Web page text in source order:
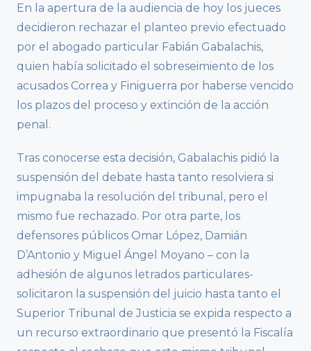
En la apertura de la audiencia de hoy los jueces
decidieron rechazar el planteo previo efectuado
por el abogado particular Fabián Gabalachis,
quien había solicitado el sobreseimiento de los
acusados Correa y Finiguerra por haberse vencido
los plazos del proceso y extinción de la acción
penal.
Tras conocerse esta decisión, Gabalachis pidió la
suspensión del debate hasta tanto resolviera si
impugnaba la resolución del tribunal, pero el
mismo fue rechazado. Por otra parte, los
defensores públicos Omar López, Damián
D’Antonio y Miguel Ángel Moyano – con la
adhesión de algunos letrados particulares-
solicitaron la suspensión del juicio hasta tanto el
Superior Tribunal de Justicia se expida respecto a
un recurso extraordinario que presentó la Fiscalía